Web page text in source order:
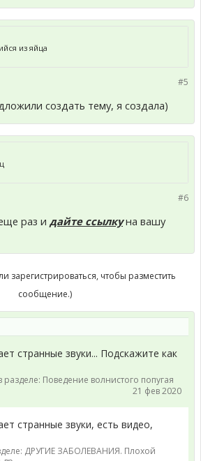
из яйца
#5
создать тему, я создала)
#6
раз и дайте ссылкуна вашу
зарегистрироваться, чтобы разместить
сообщение.)
странные звуки... Подскажите как
разделе: Поведение волнистого попугая
21 фев 2020
странные звуки, есть видео,
ДРУГИЕ ЗАБОЛЕВАНИЯ. Плохой